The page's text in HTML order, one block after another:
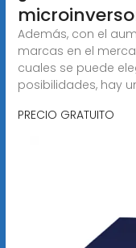
Además, con el
marcas en el
cuales se puede
posibilidades, hay
PRECIO GRATUITO